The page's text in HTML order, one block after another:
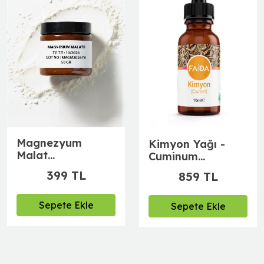
Magnezyum
Malat
malate)399 TL
Sepete Ekle
Kimyon Yağı -
Cuminum
859 TL
Sepete Ekle